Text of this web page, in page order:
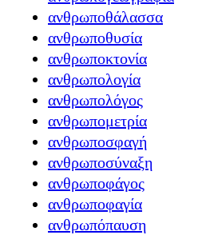
ανθρωποθάλασσα
ανθρωποθυσία
ανθρωποκτονία
ανθρωπολογία
ανθρωπολόγος
ανθρωπομετρία
ανθρωποσφαγή
ανθρωποσύναξη
ανθρωποφάγος
ανθρωποφαγία
ανθρωπόπαυση